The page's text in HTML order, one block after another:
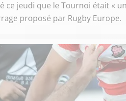
ce jeudi que le Tournoi était «
proposé par Rugby Europe.